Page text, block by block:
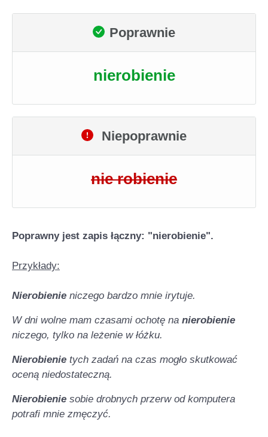
Poprawnie
nierobienie
Niepoprawnie
nie robienie
Poprawny jest zapis łączny: "nierobienie".
Przykłady:
Nierobienie niczego bardzo mnie irytuje.
W dni wolne mam czasami ochotę na nierobienie
niczego, tylko na leżenie w łóżku.
Nierobienie tych zadań na czas mogło skutkować
oceną niedostateczną.
Nierobienie sobie drobnych przerw od komputera
potrafi mnie zmęczyć.